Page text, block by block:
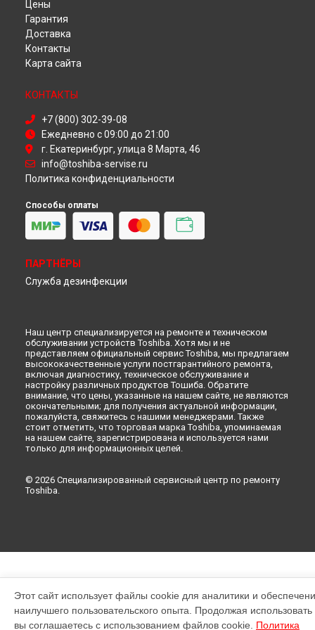
Ремонт телевизора 32W1534DG Toshiba в
Ремонт телевизора 32W1534DG Toshiba в
Ремонт телевизора 32W1534DG Toshiba в
Ремонт телевизора 32W1534DG Toshiba в
Ремонт телевизора 32W1534DG Toshiba в
Ремонт телевизора 32W1534DG Toshiba в
Петербурге
Цены
Гарантия
Доставка
Контакты
Карта сайта
КОНТАКТЫ
+7 (800) 302-39-08
Ежедневно с 09:00 до 21:00
г. Екатеринбург, улица 8 Марта, 46
info@toshiba-servise.ru
Политика конфиденциальности
Способы оплаты
ПАРТНЁРЫ
Служба дезинфекции
Наш центр специализируется на ремонте и техническом
обслуживании устройств Toshiba. Хотя мы и не
представляем официальный сервис Toshiba, мы предлагаем
высококачественные услуги постгарантийного ремонта,
включая диагностику, техническое обслуживание и
настройку различных продуктов Тошиба. Обратите
внимание, что цены, указанные на нашем сайте, не являются
окончательными; для получения актуальной информации,
пожалуйста, свяжитесь с нашими менеджерами. Также
стоит отметить, что торговая марка Toshiba, упоминаемая
на нашем сайте, зарегистрирована и используется нами
только для информационных целей.
© 2026 Специализированный сервисный центр по ремонту
Toshiba.
Этот сайт использует файлы cookie для аналитики и
наилучшего пользовательского опыта. Продолжая использовать
вы соглашаетесь с использованием файлов cookie. Политика